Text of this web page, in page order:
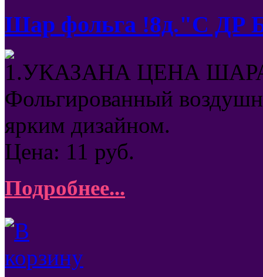
Шар фольга !8д."С ДР
1.УКАЗАНА ЦЕНА
Фольгированный
ярким дизайном.
Цена: 11 руб.
Подробнее...